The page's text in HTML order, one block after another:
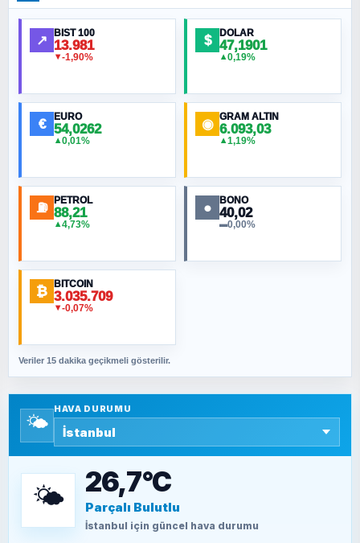
Ankara Zirvesi: NATO Toplantısı mı, Yeni
Ortadoğu Haritasının Provası mı?
MURAT ÖZKAN
NURETTIN BÖLÜK
ORHAN KILIÇOĞLU
Fahişeye beyinli bir müstevli alçağına
SAVAŞ ŞAHİN
SEYFULLAH ÇİÇEK
TEOMAN ALPASLAN
Kütahya-Eskişehir Muharebeleri (10-24
↗ BIST 100
13.981
▼-1,90%
$ DOLAR
47,1901
▲0,19%
€ EURO
54,0262
▲0,01%
◉ GRAM ALTIN
6.093,03
▲1,19%
⛽ PETROL
88,21
▲4,73%
● BONO
40,02
▬0,00%
₿ BITCOIN
3.035.709
▼-0,07%
Veriler 15 dakika geçikmeli gösterilir.
🌤️
HAVA DURUMU
🌤️ 26,7°C
Parçalı Bulutlu
İstanbul için güncel hava durumu